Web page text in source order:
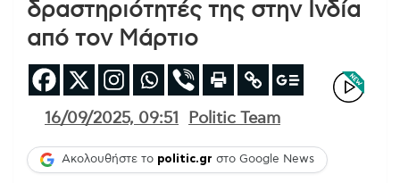
δραστηριότητές της στην Ινδία
από τον Μάρτιο
16/09/2025, 09:51 Politic Team
Ακολουθήστε το politic.gr στο Google News